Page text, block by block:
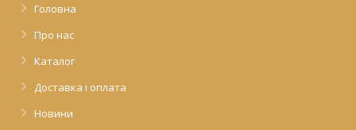
Головна
Про нас
Каталог
Доставка і оплата
Новини